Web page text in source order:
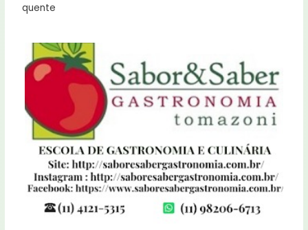
quente